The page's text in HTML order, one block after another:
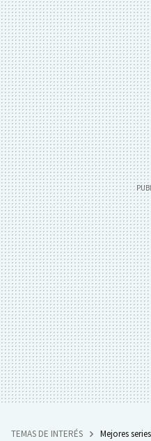
TEMAS DE INTERÉS Mejores